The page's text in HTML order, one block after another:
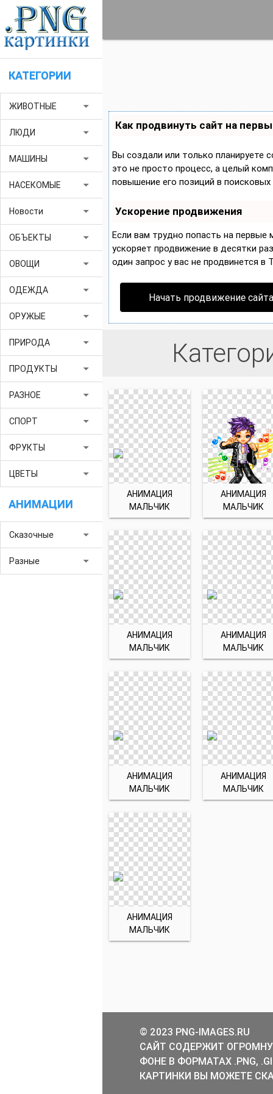
КАТЕГОРИИ
ЖИВОТНЫЕ arrow_drop_down
ЛЮДИ arrow_drop_down
МАШИНЫ arrow_drop_down
НАСЕКОМЫЕ arrow_drop_down
Новости arrow_drop_down
ОБЪЕКТЫ arrow_drop_down
ОВОЩИ arrow_drop_down
ОДЕЖДА arrow_drop_down
ОРУЖЫЕ arrow_drop_down
ПРИРОДА arrow_drop_down
ПРОДУКТЫ arrow_drop_down
РАЗНОЕ arrow_drop_down
СПОРТ arrow_drop_down
ФРУКТЫ arrow_drop_down
ЦВЕТЫ arrow_drop_down
АНИМАЦИИ
Сказочные arrow_drop_down
Разные arrow_drop_down
Как продвинуть сайт на
Вы создали или только планируете
это не просто процесс, а целый
повышение его позиций в поисковых
Ускорение продвижения
Если вам трудно попасть на первые
ускоряет продвижение в десятки
один запрос у вас не продвинется в
Начать продвижение сайта
АНИМАЦИЯ
МАЛЬЧИК
АНИМАЦИЯ
МАЛЬЧИК
АНИМАЦИЯ
МАЛЬЧИК
АНИМАЦИЯ
МАЛЬЧИК
АНИМАЦИЯ
МАЛЬЧИК
АНИМАЦИЯ
МАЛЬЧИК
АНИМАЦИЯ
МАЛЬЧИК
© 2023 PNG-IMAGES.RU
САЙТ СОДЕРЖИТ
ФОНЕ В ФОРМАТАХ .PNG,
КАРТИНКИ ВЫ МОЖЕТЕ